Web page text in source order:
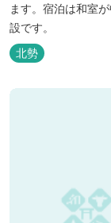
ます。宿泊は和室
設です。
北勢